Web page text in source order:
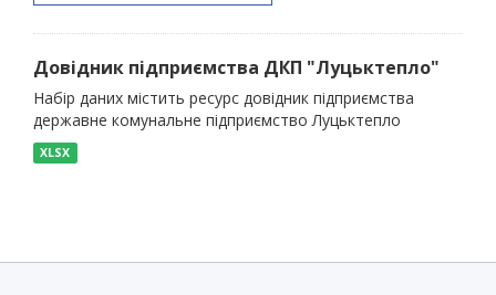
Довідник підприємства ДКП "Луцьктепло"
Набір даних містить ресурс довідник підприємства
державне комунальне підприємство Луцьктепло
XLSX